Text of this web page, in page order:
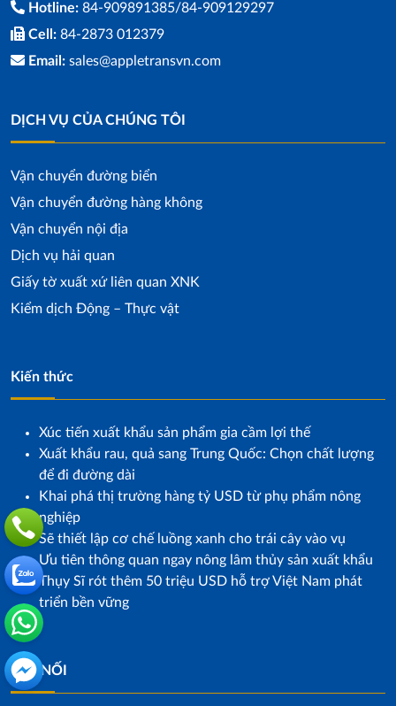
Hotline: 84-909891385/84-909129297
Cell: 84-2873 012379
Email: sales@appletransvn.com
DỊCH VỤ CỦA CHÚNG TÔI
Vận chuyển đường biển
Vận chuyển đường hàng không
Vận chuyển nội địa
Dịch vụ hải quan
Giấy tờ xuất xứ liên quan XNK
Kiểm dịch Động – Thực vật
Kiến thức
Xúc tiến xuất khẩu sản phẩm gia cầm lợi thế
Xuất khẩu rau, quả sang Trung Quốc: Chọn chất lượng
để đi đường dài
Khai phá thị trường hàng tỷ USD từ phụ phẩm nông
nghiệp
Sẽ thiết lập cơ chế luồng xanh cho trái cây vào vụ
Ưu tiên thông quan ngay nông lâm thủy sản xuất khẩu
Thụy Sĩ rót thêm 50 triệu USD hỗ trợ Việt Nam phát
triển bền vững
KẾT NỐI